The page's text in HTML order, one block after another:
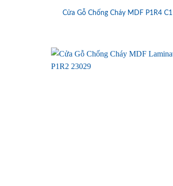
Cửa Gỗ Chống Cháy MDF P1R4 C1